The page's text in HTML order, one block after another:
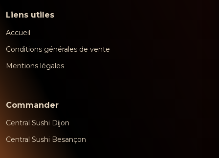
Liens utiles
Accueil
Conditions générales de vente
Mentions légales
Commander
Central Sushi Dijon
Central Sushi Besançon